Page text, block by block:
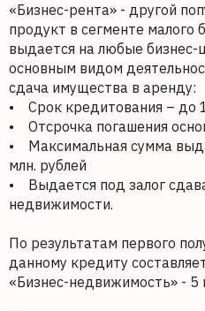
«Бизнес-рента» - другой
продукт в сегменте малого
выдается на любые бизнес-
основным видом
сдача имущества в аренду:
• Срок кредитования – до
• Отсрочка погашения
• Максимальная сумма
млн. рублей
• Выдается под залог
недвижимости.
По результатам первого
данному кредиту
«Бизнес-недвижимость» - 5